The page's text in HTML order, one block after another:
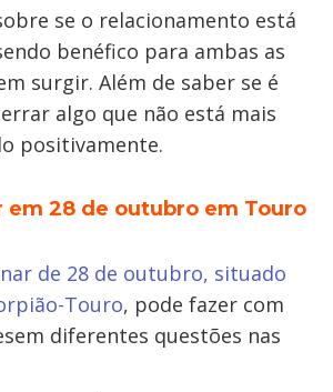
se o relacionamento está
benéfico para ambas as
surgir. Além de saber se é
algo que não está mais
positivamente.
em 28 de outubro em Touro
de 28 de outubro, situado
Touro, pode fazer com
diferentes questões nas